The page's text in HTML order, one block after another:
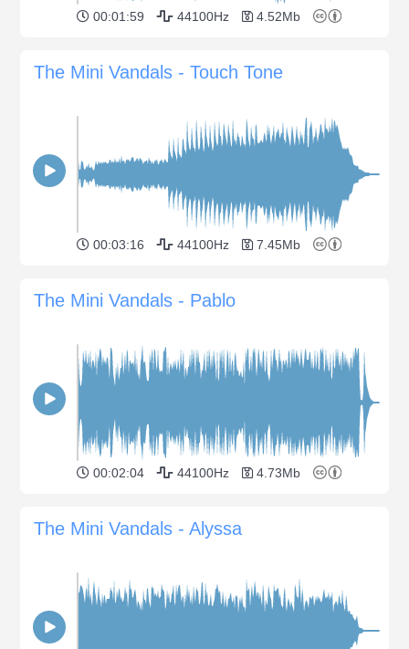
00:01:59 44100Hz 4.52Mb
The Mini Vandals - Touch Tone
00:03:16 44100Hz 7.45Mb
The Mini Vandals - Pablo
00:02:04 44100Hz 4.73Mb
The Mini Vandals - Alyssa